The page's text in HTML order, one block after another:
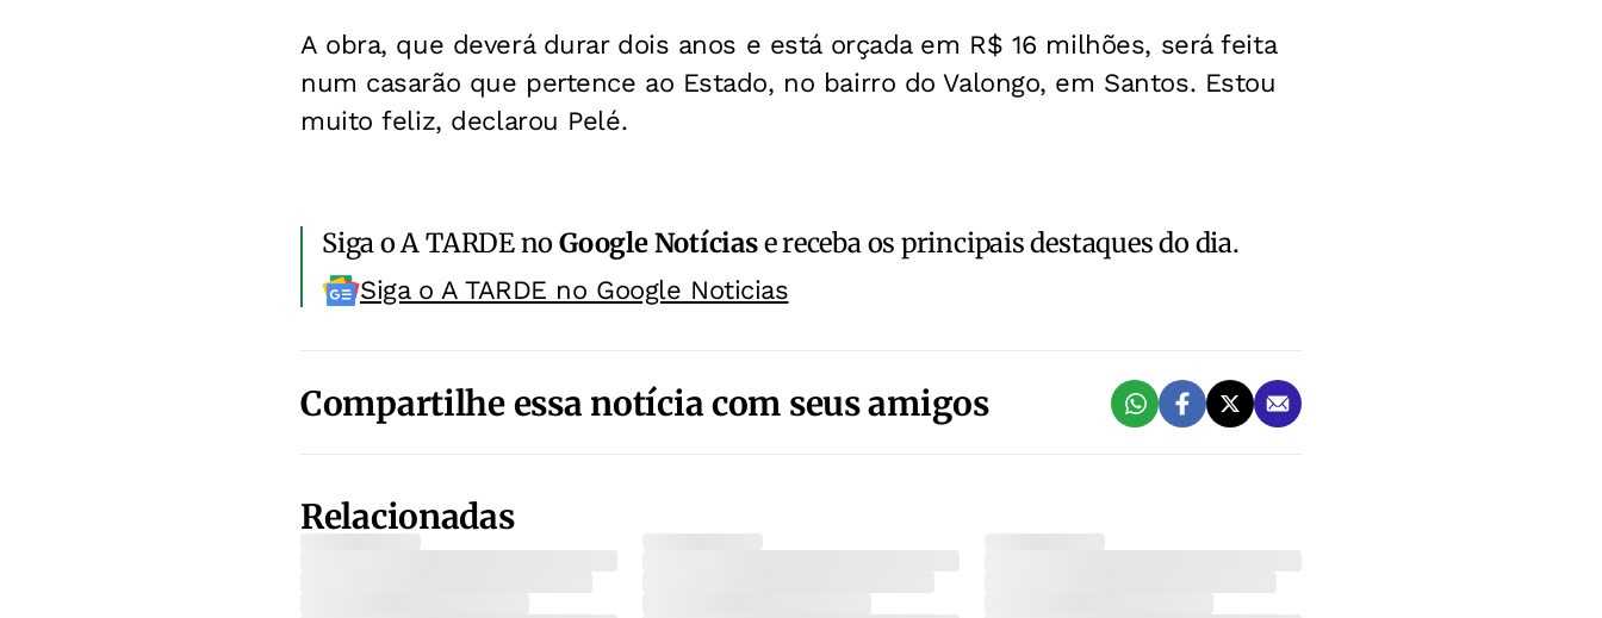
A obra, que deverá durar dois anos e está orçada em R$ 16 milhões, será feita
num casarão que pertence ao Estado, no bairro do Valongo, em Santos. Estou
muito feliz, declarou Pelé.
Siga o A TARDE noGoogle Notíciase receba os principais destaques do dia.
Siga o A TARDE no Google Noticias
Compartilhe essa notícia com seus amigos
Relacionadas